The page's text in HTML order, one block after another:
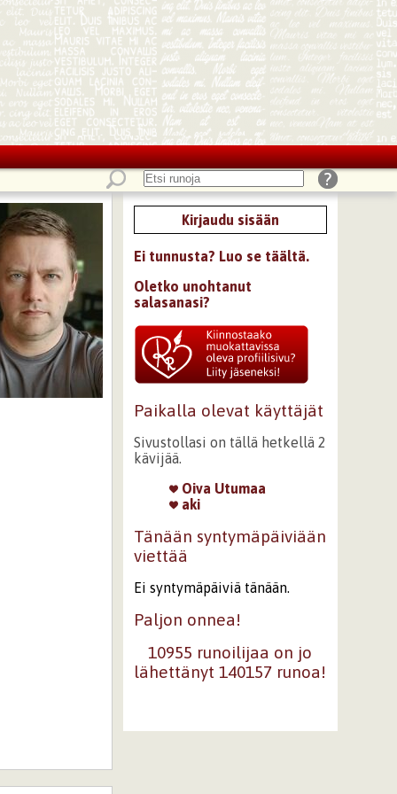
Kirjaudu sisään
Ei tunnusta? Luo se täältä.
Oletko unohtanut
salasanasi?
Paikalla olevat käyttäjät
Sivustollasi on tällä hetkellä 2
kävijää.
Oiva Utumaa
aki
Tänään syntymäpäiviään
viettää
Ei syntymäpäiviä tänään.
Paljon onnea!
10955 runoilijaa on jo
lähettänyt 140157 runoa!